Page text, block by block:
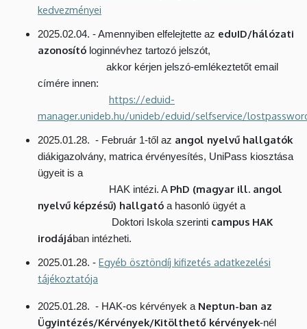
kedvezményei
2025.02.04. - Amennyiben elfelejtette az eduID/hálózati
azonosító loginnévhez tartozó jelszót,
akkor kérjen jelszó-emlékeztetőt email
címére innen:
https://eduid-
manager.unideb.hu/unideb/eduid/selfservice/
2025.01.28. - Február 1-től az angol nyelvű hallgatók
diákigazolvány, matrica érvényesítés, UniPass kiosztása
ügyeit is a
HAK intézi. A PhD (magyar ill. angol
nyelvű képzésű) hallgató a hasonló ügyét a
Doktori Iskola szerinti campus HAK
irodájában intézheti.
2025.01.28. - Egyéb ösztöndíj kifizetés adatkezelési
tájékoztatója
2025.01.28. - HAK-os kérvények a Neptun-ban az
Ügyintézés/Kérvények/Kitölthető kérvények-nél